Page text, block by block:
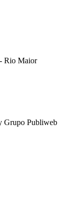
Rio Maior
Grupo Publiweb